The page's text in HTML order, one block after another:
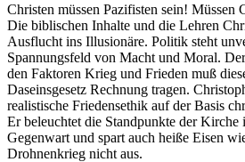
Christen müssen Pazifisten sein! Müssen
Die biblischen Inhalte und die Lehren
Ausflucht ins Illusionäre. Politik steht
Spannungsfeld von Macht und Moral.
den Faktoren Krieg und Frieden muß
Daseinsgesetz Rechnung tragen.
realistische Friedensethik auf der Basis
Er beleuchtet die Standpunkte der Kirche
Gegenwart und spart auch heiße Eisen
Drohnenkrieg nicht aus.